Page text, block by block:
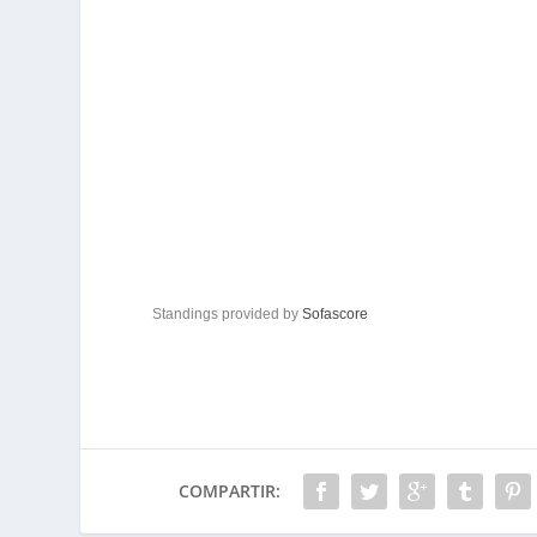
Standings provided bySofascore
COMPARTIR: